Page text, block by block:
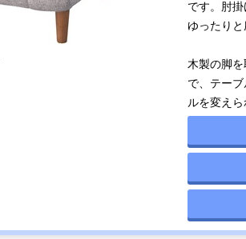
です。肘掛
ゆったりと
木製の脚
で、テー
ルを変えら